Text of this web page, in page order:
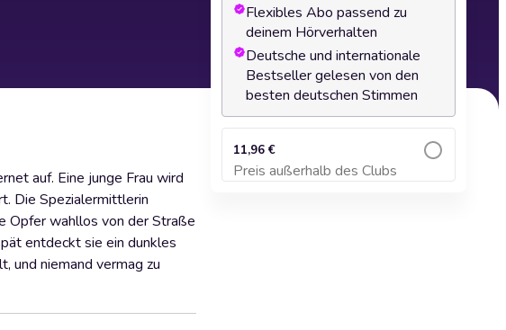
auf. Eine junge Frau wird
Die Spezialermittlerin
Opfer wahllos von der Straße
entdeckt sie ein dunkles
und niemand vermag zu
Flexibles Abo passend zu
deinem Hörverhalten
Deutsche und internationale
Bestseller gelesen von den
besten deutschen Stimmen
11,96 €
Preis außerhalb des Clubs
Zum Warenkorb hinzufügen